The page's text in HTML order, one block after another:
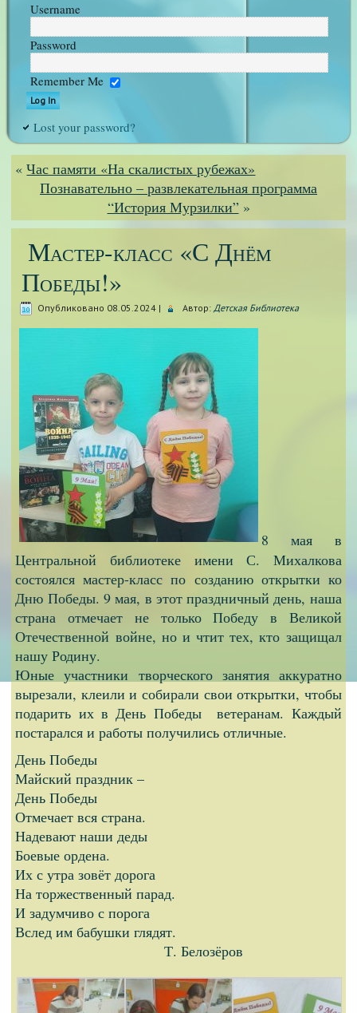
Username
Password
Remember Me
Lost your password?
«Час памяти «На скалистых рубежах»
Познавательно – развлекательная программа
“История Мурзилки”»
Мастер-класс «С Днём
Победы!»
Опубликовано 08.05.2024 | Автор: Детская Библиотека
8 мая в
Центральной библиотеке имени С. Михалкова
состоялся мастер-класс по созданию открытки ко
Дню Победы. 9 мая, в этот праздничный день, наша
страна отмечает не только Победу в Великой
Отечественной войне, но и чтит тех, кто защищал
нашу Родину.
Юные участники творческого занятия аккуратно
вырезали, клеили и собирали свои открытки, чтобы
подарить их в День Победы ветеранам. Каждый
постарался и работы получились отличные.
День Победы
Майский праздник –
День Победы
Отмечает вся страна.
Надевают наши деды
Боевые ордена.
Их с утра зовёт дорога
На торжественный парад.
И задумчиво с порога
Вслед им бабушки глядят.
Т. Белозёров